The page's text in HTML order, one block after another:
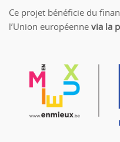
Ce projet bénéficie du
l’Union européenne via la